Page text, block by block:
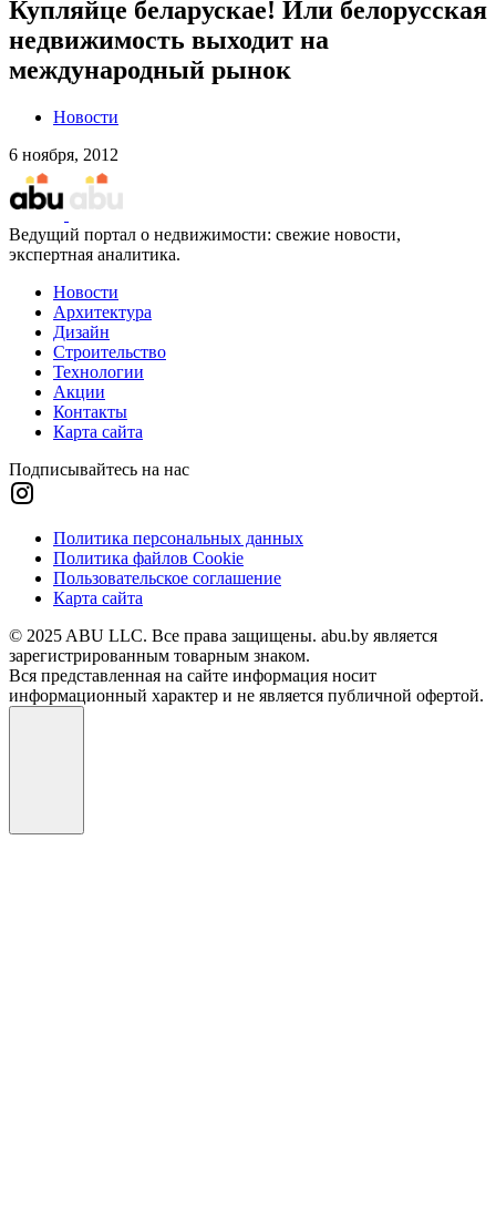
Купляйце беларускае! Или белорусская
недвижимость выходит на
международный рынок
Новости
6 ноября, 2012
Ведущий портал о недвижимости: свежие новости,
экспертная аналитика.
Новости
Архитектура
Дизайн
Строительство
Технологии
Акции
Контакты
Карта сайта
Подписывайтесь на нас
Политика персональных данных
Политика файлов Cookie
Пользовательское соглашение
Карта сайта
© 2025 ABU LLC. Все права защищены. abu.by является
зарегистрированным товарным знаком.
Вся представленная на сайте информация носит
информационный характер и не является публичной офертой.